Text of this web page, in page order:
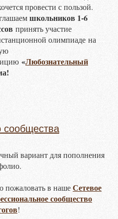
провести с пользой.
школьников 1-6
принять участие
олимпиаде на
«Любознательный
сообщества
вариант для пополнения
пожаловать в нашеСетевое
сообщество
!